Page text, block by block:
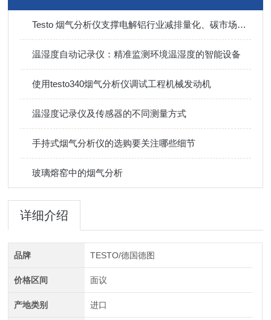
Testo 烟气分析仪支撑电解铝行业减排量化、碳市场履约与工艺升级
温湿度自动记录仪：精准监测环境温湿度的智能设备
使用testo340烟气分析仪调试工程机械发动机
温湿度记录仪及传感器的不同测量方式
手持式烟气分析仪的选购要关注哪些细节
玻璃熔窑中的烟气分析
详细介绍
品牌 TESTO/德国德图
价格区间 面议
产地类别 进口